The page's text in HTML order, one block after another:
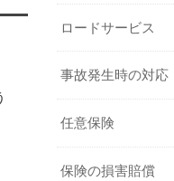
ロードサービス
事故発生時の対応
任意保険
保険の損害賠償